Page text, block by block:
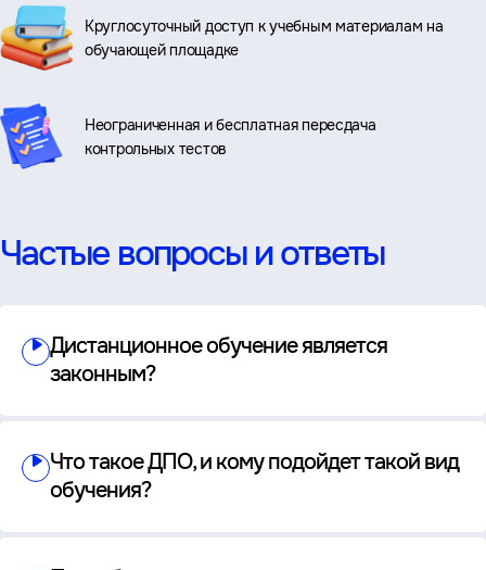
Круглосуточный доступ к учебным материалам на
обучающей площадке
Неограниченная и бесплатная пересдача
контрольных тестов
Частые вопросы и ответы
Дистанционное обучение является
законным?
Что такое ДПО, и кому подойдет такой вид
обучения?